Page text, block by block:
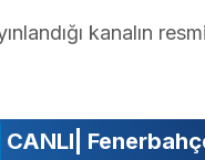
kanalın
CANLI|